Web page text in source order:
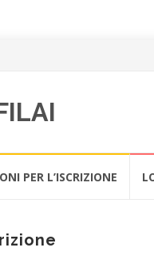
PER L’ISCRIZIONE